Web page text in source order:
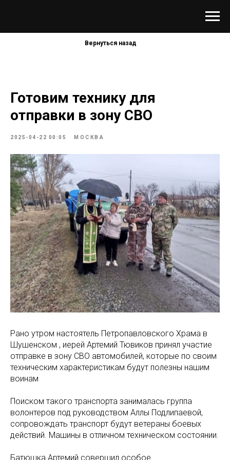
Вернуться назад
Готовим технику для
отправки в зону СВО
2025-04-22 00:05 МОСКВА
Рано утром настоятель Петропавловского Храма в
Шушенском , иерей Артемий Тювиков принял участие
отправке в зону СВО автомобилей, которые по своим
техническим характеристикам будут полезны нашим
воинам
Поиском такого транспорта занималась группа
волонтеров под руководством Аллы Подлипаевой,
сопровождать транспорт будут ветераны боевых
действий. Машины в отличном техническом состоянии.
Батюшка Артемий совершил особое